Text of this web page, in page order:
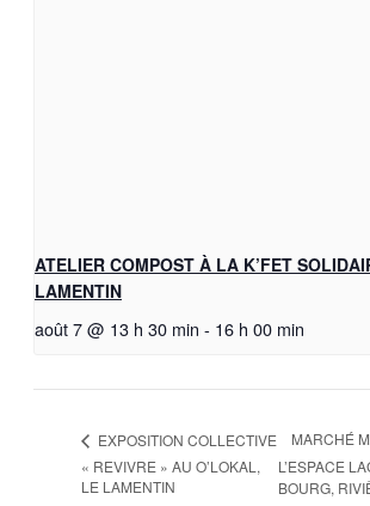
ATELIER COMPOST À LA K’FET
LAMENTIN
août 7 @ 13 h 30 min - 16 h 00 min
EXPOSITION COLLECTIVE
« REVIVRE » AU O’LOKAL,
LE LAMENTIN
MARCHÉ
L’ESPACE
BOURG,